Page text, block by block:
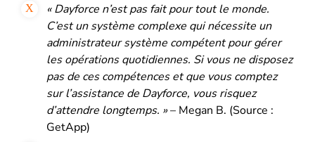
« Dayforce n’est pas fait pour tout le monde.
C’est un système complexe qui nécessite un
administrateur système compétent pour gérer
les opérations quotidiennes. Si vous ne disposez
pas de ces compétences et que vous comptez
sur l’assistance de Dayforce, vous risquez
d’attendre longtemps. »– Megan B. (Source :
GetApp)